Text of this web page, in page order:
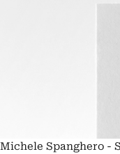
Michele Spanghero -